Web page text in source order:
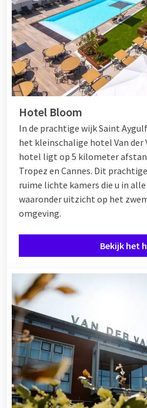
Hotel Bloom
In de prachtige wijk Saint
het kleinschalige hotel Van
hotel ligt op 5 kilometer
Tropez en Cannes. Dit
ruime lichte kamers die u in
waaronder uitzicht op het
omgeving.
Bekijk het